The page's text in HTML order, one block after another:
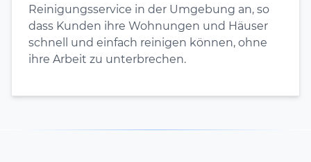
Reinigungsservice in der Umgebung an, so
dass Kunden ihre Wohnungen und Häuser
schnell und einfach reinigen können, ohne
ihre Arbeit zu unterbrechen.